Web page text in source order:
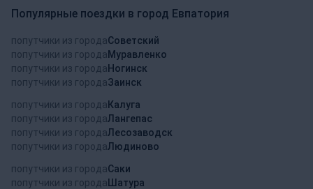
Популярные поездки в город Евпатория
попутчики из городаСоветский
попутчики из города Муравленко
попутчики из города Ногинск
попутчики из городаЗаинск
попутчики из города Калуга
попутчики из городаЛангепас
попутчики из городаЛесозаводск
попутчики из городаЛюдиново
попутчики из городаСаки
попутчики из города Шатура